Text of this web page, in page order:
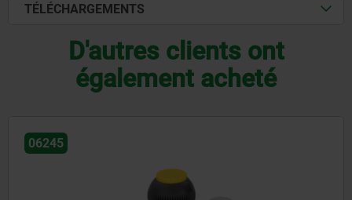
TÉLÉCHARGEMENTS
D'autres clients ont
également acheté
06245